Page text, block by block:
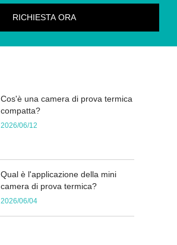
Cos'è una camera di prova termica
compatta?
2026/06/12
Qual è l'applicazione della mini
camera di prova termica?
2026/06/04